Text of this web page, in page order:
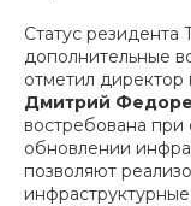
Статус
дополнительные
отметил
Дмитрий
востребована при
обновлении
позволяют